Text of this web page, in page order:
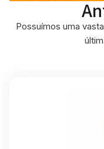
Possuímos uma